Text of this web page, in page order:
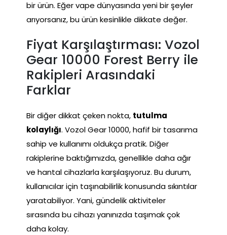
bir ürün. Eğer vape dünyasında yeni bir şeyler
arıyorsanız, bu ürün kesinlikle dikkate değer.
Fiyat Karşılaştırması: Vozol
Gear 10000 Forest Berry ile
Rakipleri Arasındaki
Farklar
Bir diğer dikkat çeken nokta, tutulma
kolaylığı. Vozol Gear 10000, hafif bir tasarıma
sahip ve kullanımı oldukça pratik. Diğer
rakiplerine baktığımızda, genellikle daha ağır
ve hantal cihazlarla karşılaşıyoruz. Bu durum,
kullanıcılar için taşınabilirlik konusunda sıkıntılar
yaratabiliyor. Yani, gündelik aktiviteler
sırasında bu cihazı yanınızda taşımak çok
daha kolay.